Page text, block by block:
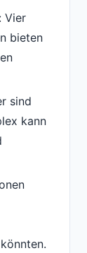
Vier
bieten
sind
kann